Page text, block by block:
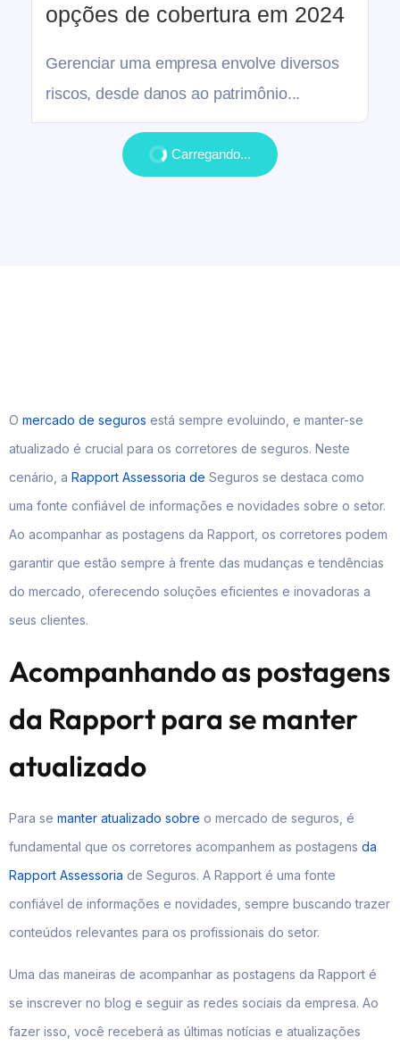
opções de cobertura em 2024
Gerenciar uma empresa envolve diversos
riscos, desde danos ao patrimônio...
Carregando...
O mercado de seguros está sempre evoluindo, e manter-se
atualizado é crucial para os corretores de seguros. Neste
cenário, a Rapport Assessoria de Seguros se destaca como
uma fonte confiável de informações e novidades sobre o setor.
Ao acompanhar as postagens da Rapport, os corretores podem
garantir que estão sempre à frente das mudanças e tendências
do mercado, oferecendo soluções eficientes e inovadoras a
seus clientes.
Acompanhando as postagens
da Rapport para se manter
atualizado
Para se manter atualizado sobre o mercado de seguros, é
fundamental que os corretores acompanhem as postagens da
Rapport Assessoria de Seguros. A Rapport é uma fonte
confiável de informações e novidades, sempre buscando trazer
conteúdos relevantes para os profissionais do setor.
Uma das maneiras de acompanhar as postagens da Rapport é
se inscrever no blog e seguir as redes sociais da empresa. Ao
fazer isso, você receberá as últimas notícias e atualizações